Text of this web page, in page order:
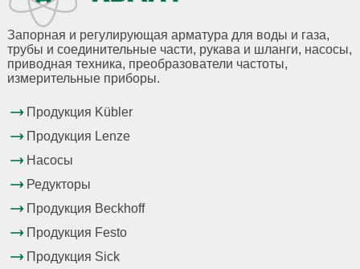
Запорная и регулирующая арматура для воды и газа,
трубы и соединительные части, рукава и шланги, насосы,
приводная техника, преобразователи частоты,
измерительные приборы.
Продукция Kübler
Продукция Lenze
Насосы
Редукторы
Продукция Beckhoff
Продукция Festo
Продукция Sick